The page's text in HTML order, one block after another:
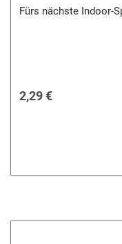
Fürs nächste Indoor-
2,29 €